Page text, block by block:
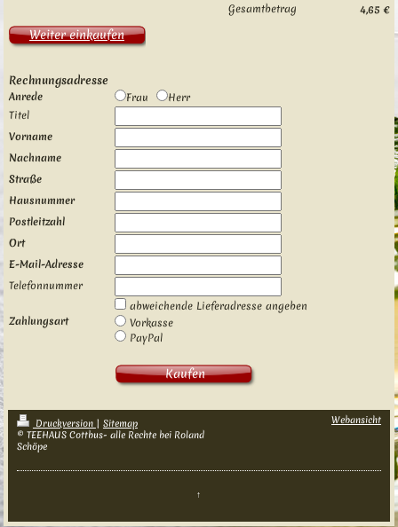
Gesamtbetrag 4,65 €
Weiter einkaufen
Rechnungsadresse
Anrede Frau
Herr
Titel
Vorname
Nachname
Straße
Hausnummer
Postleitzahl
Ort
E-Mail-Adresse
Telefonnummer
abweichende Lieferadresse angeben
Zahlungsart
Vorkasse
PayPal
Kaufen
Druckversion | Sitemap
© TEEHAUS Cottbus- alle Rechte bei Roland
Schöpe
Webansicht
↑